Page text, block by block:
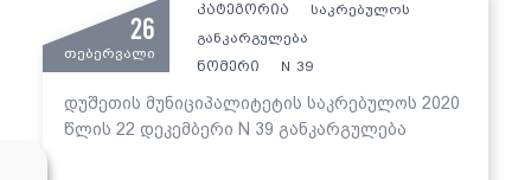
26
თებერვალი
კატეგორია
საკრებულოს
განკარგულება
ნომერი
N 39
დუშეთის მუნიციპალიტეტის საკრებულოს 2020
წლის 22 დეკემბერი N 39 განკარგულება